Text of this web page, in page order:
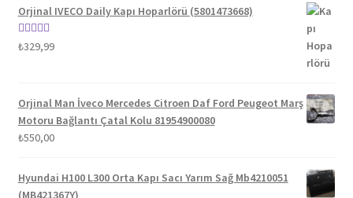
Orjinal IVECO Daily Kapı Hoparlörü (5801473668)
5 üzerinden
₺329,99
Orjinal Man İveco Mercedes Citroen Daf Ford Peugeot Marş
Motoru Bağlantı Çatal Kolu 81954900080
₺550,00
Hyundai H100 L300 Orta Kapı Sacı Yarım Sağ Mb4210051
(MB421367Y)